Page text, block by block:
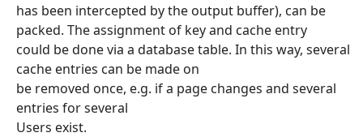
has been intercepted by the output buffer), can be
packed. The assignment of key and cache entry
could be done via a database table. In this way, several
cache entries can be made on
be removed once, e.g. if a page changes and several
entries for several
Users exist.